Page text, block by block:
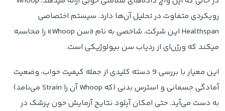
رویکردی متفاوت در تحلیل آن‌ها دارد. سیستم اختصاصی
Healthspan این شرکت، شاخصی به نام «سن Whoop» را محاسبه
میکند که ورژن‌ای از ردیاب سن بیولوژیکی است.
این معیار با بررسی 9 دسته کلیدی از جمله کیفیت خواب، وضعیت
آمادگی جسمانی و استرس بدنی (که Whoop آن را Strain می‌نامد)
به دست می‌آید. حتی امکان آپلود نتایج آزمایش خون پزشک در